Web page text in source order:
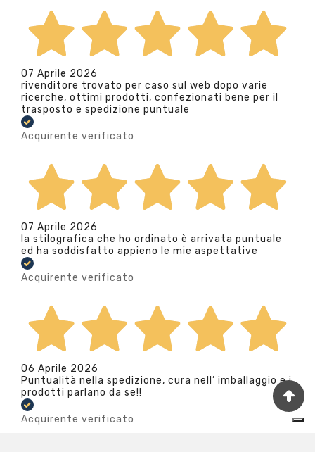
07 Aprile 2026
rivenditore trovato per caso sul web dopo varie
ricerche, ottimi prodotti, confezionati bene per il
trasposto e spedizione puntuale
Acquirente verificato
07 Aprile 2026
la stilografica che ho ordinato è arrivata puntuale
ed ha soddisfatto appieno le mie aspettative
Acquirente verificato
06 Aprile 2026
Puntualità nella spedizione, cura nell’ imballaggio e i
prodotti parlano da se!!
Acquirente verificato